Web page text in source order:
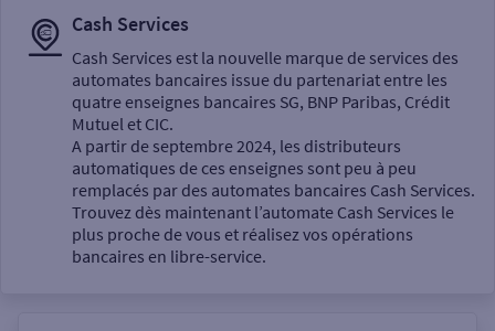
Sélectionnez votre recherche
Un service
Cash Services
Cash Services est la nouvelle marque de services des
automates bancaires issue du partenariat entre les
quatre enseignes bancaires SG, BNP Paribas, Crédit
Mutuel et CIC.
A partir de septembre 2024, les distributeurs
automatiques de ces enseignes sont peu à peu
remplacés par des automates bancaires Cash Services.
Trouvez dès maintenant l’automate Cash Services le
plus proche de vous et réalisez vos opérations
bancaires en libre-service.